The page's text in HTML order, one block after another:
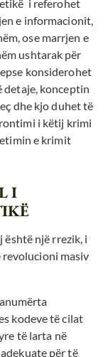
i referohet
e informacionit,
ose marrjen e
ushtarak për
konsiderohet
detaje, konceptin
dhe kjo duhet të
i këtij krimi
e krimit
I
një rrezik, i
revolucioni masiv
kodeve të cilat
të larta në
për të